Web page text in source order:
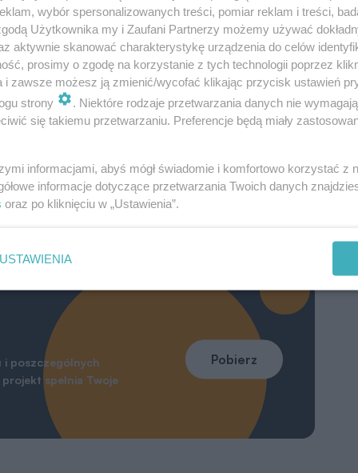
10 1,42 m
11 spiżarnia 3,29 m2
12 inny 3,56 m2
Razem 105,61 m
13 garaż 35,62 m2
W nawiasach podano powierzchnie
i poszczególnych
spełnia Twoje
Pobierz
wybór spersonalizowanych treści, pomiar reklam i treści,
Użytkownika my i Zaufani Partnerzy możemy używać
aktywnie skanować charakterystykę urządzenia do celów
prosimy o zgodę na korzystanie z tych technologii poprzez
i zawsze możesz ją zmienić/wycofać klikając przycisk ustawień
strony
. Niektóre rodzaje przetwarzania danych nie
się takiemu przetwarzaniu. Preferencje będą miały
informacjami, abyś mógł świadomie i komfortowo korzystać z
informacje dotyczące przetwarzania Twoich danych
oraz po kliknięciu w „Ustawienia”.
USTAWIENIA